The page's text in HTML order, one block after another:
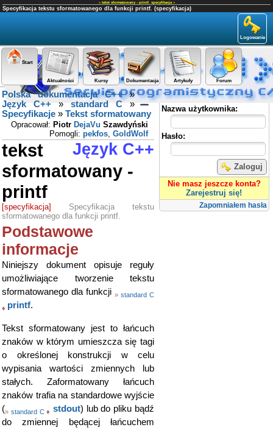
« tekst sformatowany - printf, specyfikacja»
Specyfikacja tekstu sformatowanego dla funkcji printf. (specyfikacja)
Logowanie
Start
Aktualności Kursy Dokumentacja Artykuły Forum
Panel użytkownika
Nazwa użytkownika:
Hasło:
Zaloguj
Nie masz jeszcze konta?
Zarejestruj się!
Zapomniałem hasła
Polska dokumentacja C++»
Język C++ » standard C»
Specyfikacje » Tekst sformatowany
Opracował: Piotr DejaVu Szawdyński
Pomogli: pekfos, GoldWolf
Język C++
tekst
sformatowany -
printf
[specyfikacja] Specyfikacja tekstu
sformatowanego dla funkcji printf.
Podstawowe
informacje
Niniejszy dokument opisuje reguły
umożliwiające tworzenie tekstu
sformatowanego dla funkcji » standard C
♦ printf.
Tekst sformatowany jest to łańcuch
znaków w którym umieszcza się tagi
o określonej konstrukcji w celu
wypisania wartości zmiennych lub
stałych. Zaformatowany łańcuch
znaków trafia na standardowe wyjście
(» standard C♦ stdout) lub do pliku bądź
do zmiennej będącej łańcuchem